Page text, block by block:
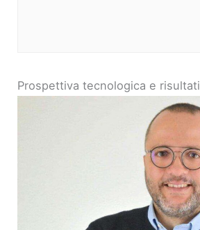
Prospettiva tecnologica e risultati